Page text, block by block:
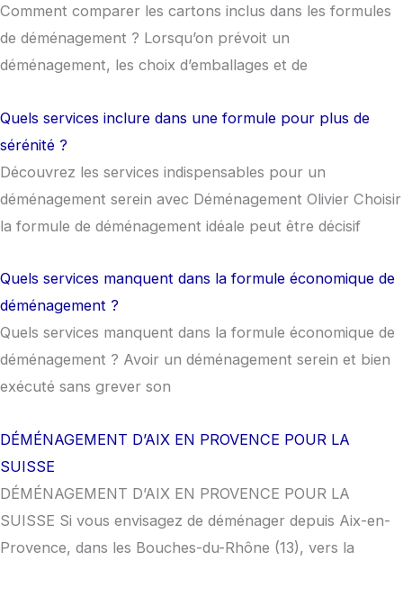
Comment comparer les cartons inclus dans les formules
de déménagement ? Lorsqu’on prévoit un
déménagement, les choix d’emballages et de
Quels services inclure dans une formule pour plus de
sérénité ?
Découvrez les services indispensables pour un
déménagement serein avec Déménagement Olivier Choisir
la formule de déménagement idéale peut être décisif
Quels services manquent dans la formule économique de
déménagement ?
Quels services manquent dans la formule économique de
déménagement ? Avoir un déménagement serein et bien
exécuté sans grever son
DÉMÉNAGEMENT D’AIX EN PROVENCE POUR LA
SUISSE
DÉMÉNAGEMENT D’AIX EN PROVENCE POUR LA
SUISSE Si vous envisagez de déménager depuis Aix-en-
Provence, dans les Bouches-du-Rhône (13), vers la